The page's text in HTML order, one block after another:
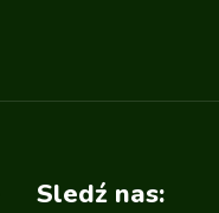
Sledź nas: